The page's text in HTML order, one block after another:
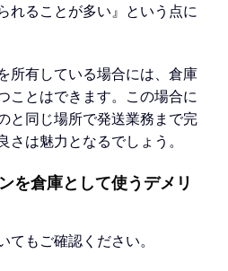
れることが多い』という点に
所有している場合には、倉庫
ことはできます。この場合に
と同じ場所で発送業務まで完
さは魅力となるでしょう。
を倉庫として使うデメリ
もご確認ください。